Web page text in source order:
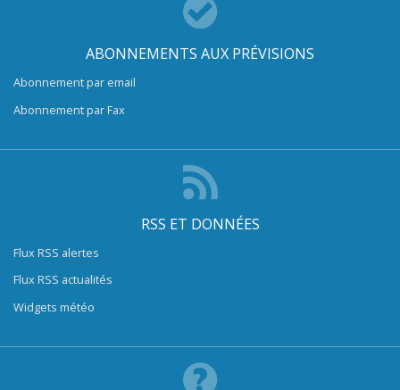
ABONNEMENTS AUX PRÉVISIONS
Abonnement par email
Abonnement par Fax
RSS ET DONNÉES
Flux RSS alertes
Flux RSS actualités
Widgets météo